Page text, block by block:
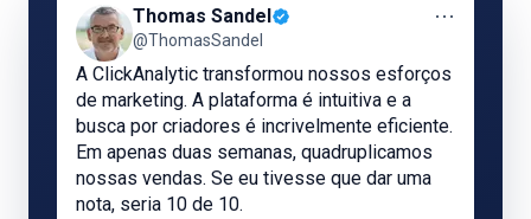
Thomas Sandel
@ThomasSandel
⋯
A ClickAnalytic transformou nossos esforços
de marketing. A plataforma é intuitiva e a
busca por criadores é incrivelmente eficiente.
Em apenas duas semanas, quadruplicamos
nossas vendas. Se eu tivesse que dar uma
nota, seria 10 de 10.